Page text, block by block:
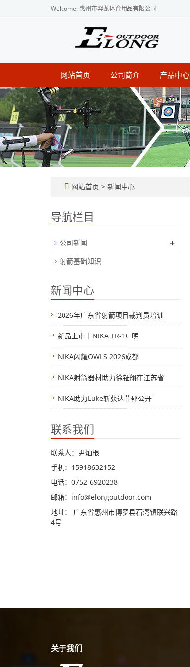
Welcome: 惠州市羿龙体育用品有限公司
网站首页 公司简介 产品中心
网站首页 > 新闻中心
导航栏目
公司新闻 +
射箭基础知识
新闻中心
2026年广东省射箭项目裁判员培训
新品上市｜NIKA TR-1C 明
NIKA闪耀OWLS 2026成都
NIKA射箭器材助力徐钲翔在江苏省
NIKA助力Luke斩获达菲郡公开
联系我们
联系人：尹灿根
手机：15918632152
电话：0752-6920238
邮箱： info@elongoutdoor.com
地址： 广东省惠州市博罗县石湾镇联兴路
4号
关于我们